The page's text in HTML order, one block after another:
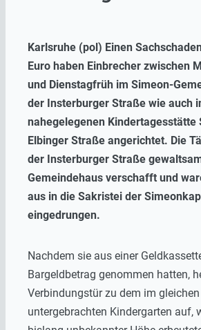
Karlsruhe (pol) Einen
Euro haben Einbrecher zwischen
und Dienstagfrüh im Simeon-
der Insterburger Straße wie auch
nahegelegenen Kindertagesstätte
Elbinger Straße angerichtet. Die
der Insterburger Straße
Gemeindehaus verschafft und
aus in die Sakristei der
eingedrungen.
Nachdem sie aus einer
Bargeldbetrag genommen hatten,
Verbindungstür zu dem im
untergebrachten Kindergarten auf,